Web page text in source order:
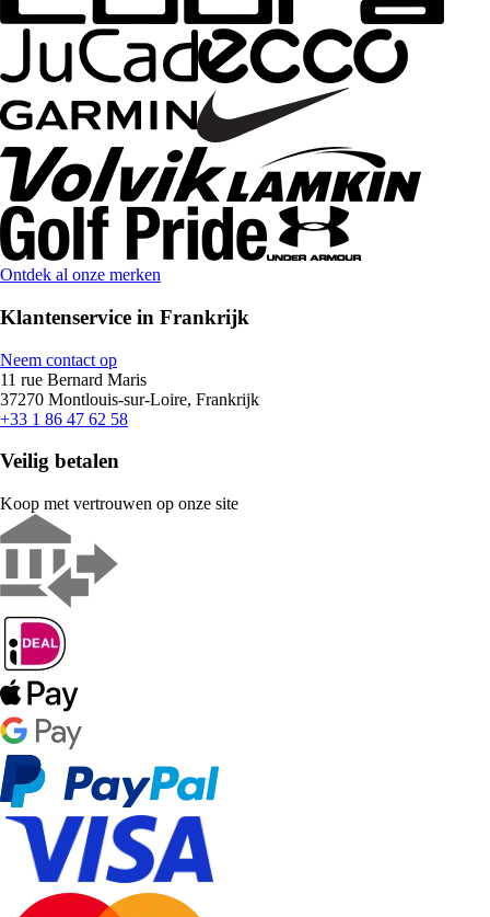
Ontdek al onze merken
Klantenservice in Frankrijk
Neem contact op
11 rue Bernard Maris
37270 Montlouis-sur-Loire, Frankrijk
+33 1 86 47 62 58
Veilig betalen
Koop met vertrouwen op onze site